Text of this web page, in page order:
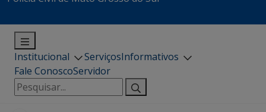
Institucional ServiçosInformativos
Fale ConoscoServidor
Pesquisar
por: